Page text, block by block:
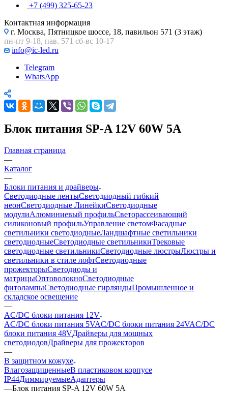
+7 (499) 325-65-23
Контактная информация
г. Москва, Пятницкое шоссе, 18, павильон 571 (3 этаж)
пн-пт 9-18, пав. 571 сб-вс 10-17
info@ic-led.ru
Telegram
WhatsApp
Блок питания SP-A 12V 60W 5A
Главная страница
—
Каталог
—
Блоки питания и драйверы
Светодиодные лентыСветодиодный гибкий
неонСветодиодные ЛинейкиСветодиодные
модулиАлюминиевый профильСветорассеивающий
силиконовый профильУправление светомФасадные
светильники светодиодныеЛандшафтные светильники
светодиодныеСветодиодные светильникиТрековые
светодиодные светильникиСветодиодные люстрыЛюстры и
светильники в стиле лофтСветодиодные
прожекторыСветодиоды и
матрицыОптоволокноСветодиодные
фитолампыСветодиодные гирляндыПромышленное и
складское освещение
—
AC/DC блоки питания 12V
AC/DC блоки питания 5VAC/DC блоки питания 24VAC/DC
блоки питания 48VДрайверы для мощных
светодиодовДрайверы для прожекторов
—
В защитном кожухе
ВлагозащищенныеВ пластиковом корпусе
IP44ДиммируемыеАдаптеры
—Блок питания SP-A 12V 60W 5A